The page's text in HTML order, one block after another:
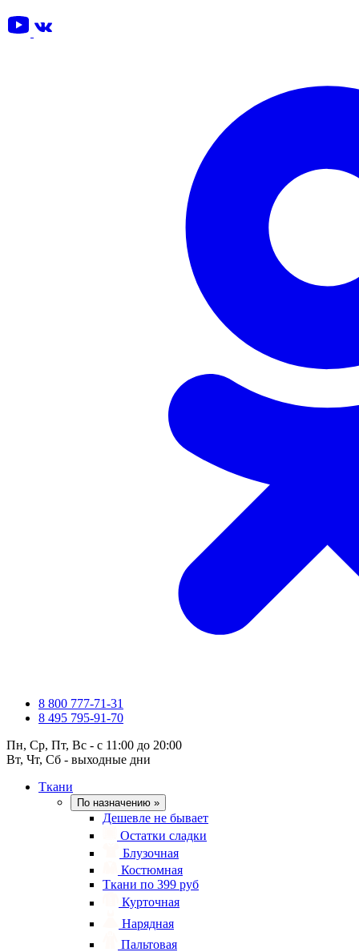
8 800 777-71-31
8 495 795-91-70
Пн, Ср, Пт, Вс - с 11:00 до 20:00
Вт, Чт, Сб - выходные дни
Ткани
По назначению »
Дешевле не бывает
Остатки сладки
Блузочная
Костюмная
Ткани по 399 руб
Курточная
Нарядная
Пальтовая